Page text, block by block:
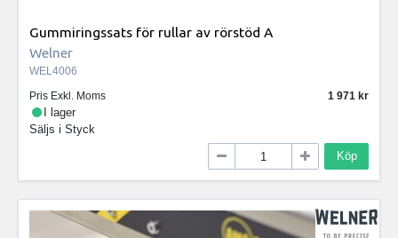
Gummiringssats för rullar av rörstöd A
Welner
WEL4006
Pris Exkl. Moms
1 971
I lager
Säljs i Styck
Köp